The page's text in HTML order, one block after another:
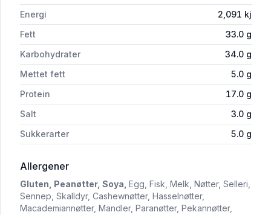
Energi
2,091 kj
Fett
33.0 g
Karbohydrater
34.0 g
Mettet fett
5.0 g
Protein
17.0 g
Salt
3.0 g
Sukkerarter
5.0 g
Allergeneri 'Den Lille Nøttefabrikken Chilinøtter 2kg
Gluten, Peanøtter, Soya, Egg, Fisk, Melk, Nøtter, Selleri,
Sennep, Skalldyr, Cashewnøtter, Hasselnøtter,
Macademiannøtter, Mandler, Paranøtter, Pekannøtter,